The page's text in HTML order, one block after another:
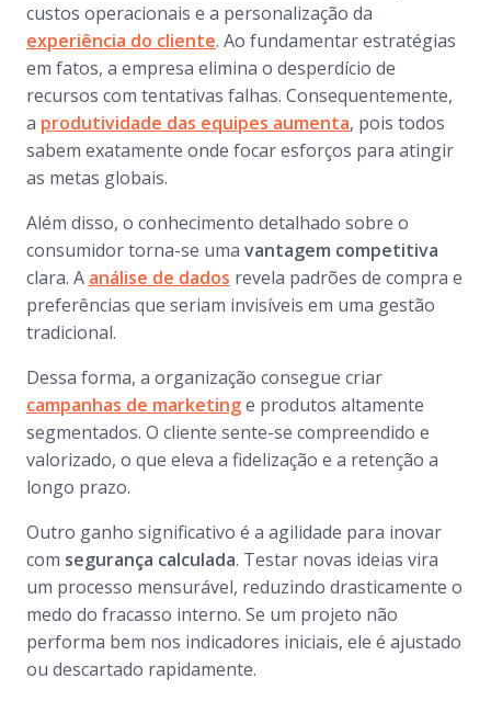
custos operacionais e a personalização da
experiência do cliente. Ao fundamentar estratégias
em fatos, a empresa elimina o desperdício de
recursos com tentativas falhas. Consequentemente,
a produtividade das equipes aumenta, pois todos
sabem exatamente onde focar esforços para atingir
as metas globais.
Além disso, o conhecimento detalhado sobre o
consumidor torna-se uma vantagem competitiva
clara. A análise de dados revela padrões de compra e
preferências que seriam invisíveis em uma gestão
tradicional.
Dessa forma, a organização consegue criar
campanhas de marketinge produtos altamente
segmentados. O cliente sente-se compreendido e
valorizado, o que eleva a fidelização e a retenção a
longo prazo.
Outro ganho significativo é a agilidade para inovar
com segurança calculada. Testar novas ideias vira
um processo mensurável, reduzindo drasticamente o
medo do fracasso interno. Se um projeto não
performa bem nos indicadores iniciais, ele é ajustado
ou descartado rapidamente.